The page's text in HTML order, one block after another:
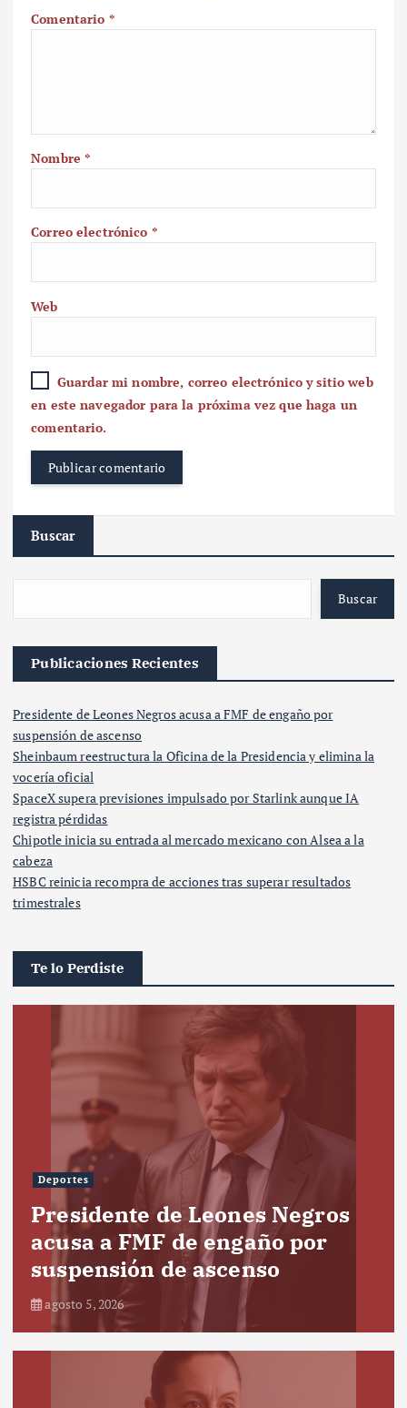
Comentario *
Nombre*
Correo electrónico *
Web
Guardar mi nombre, correo electrónico y sitio web
en este navegador para la próxima vez que haga un
comentario.
Buscar
Buscar
Publicaciones Recientes
Presidente de Leones Negros acusa a FMF de engaño por
suspensión de ascenso
Sheinbaum reestructura la Oficina de la Presidencia y elimina la
vocería oficial
SpaceX supera previsiones impulsado por Starlink aunque IA
registra pérdidas
Chipotle inicia su entrada al mercado mexicano con Alsea a la
cabeza
HSBC reinicia recompra de acciones tras superar resultados
trimestrales
Te lo Perdiste
Deportes
Presidente de Leones Negros
acusa a FMF de engaño por
suspensión de ascenso
agosto 5, 2026